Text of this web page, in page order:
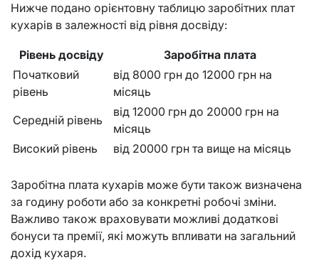
Нижче подано орієнтовну таблицю заробітних плат
кухарів в залежності від рівня досвіду:
Рівень досвіду
Заробітна плата
Початковий
рівень
від 8000 грн до 12000 грн на
місяць
Середній рівень
від 12000 грн до 20000 грн на
місяць
Високий рівень
від 20000 грн та вище на місяць
Заробітна плата кухарів може бути також визначена
за годину роботи або за конкретні робочі зміни.
Важливо також враховувати можливі додаткові
бонуси та премії, які можуть впливати на загальний
дохід кухаря.